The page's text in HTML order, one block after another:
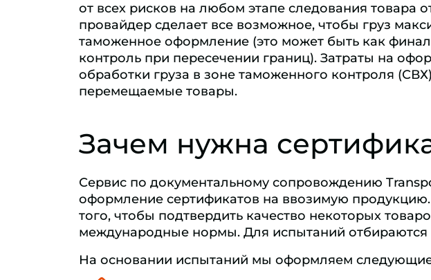
от всех рисков на любом этапе следования товара
провайдер сделает все возможное, чтобы груз
таможенное оформление (это может быть как
контроль при пересечении границ). Затраты на
обработки груза в зоне таможенного контроля
перемещаемые товары.
Зачем нужна
Сервис по документальному сопровождению
оформление сертификатов на ввозимую
того, чтобы подтвердить качество некоторых
международные нормы. Для испытаний
На основании испытаний мы оформляем